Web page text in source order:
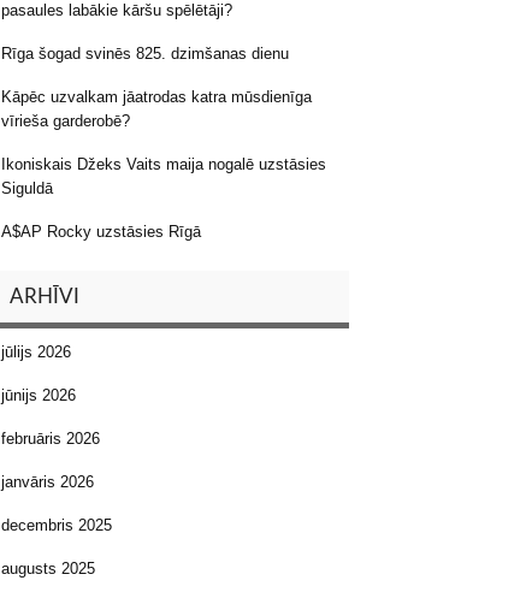
pasaules labākie kāršu spēlētāji?
Rīga šogad svinēs 825. dzimšanas dienu
Kāpēc uzvalkam jāatrodas katra mūsdienīga
vīrieša garderobē?
Ikoniskais Džeks Vaits maija nogalē uzstāsies
Siguldā
A$AP Rocky uzstāsies Rīgā
ARHĪVI
jūlijs 2026
jūnijs 2026
februāris 2026
janvāris 2026
decembris 2025
augusts 2025